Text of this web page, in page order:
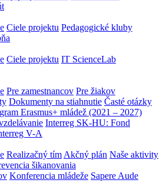
Ciele projektu Pedagogické kluby
Ciele projektu IT ScienceLab
Pre zamestnancov Pre žiakov
Dokumenty na stiahnutie Časté otázky
Erasmus+ mládež (2021 – 2027)
Interreg SK-HU: Fond
V-A
Realizačný tím Akčný plán Naše aktivity
šikanovania
Konferencia mládeže Sapere Aude